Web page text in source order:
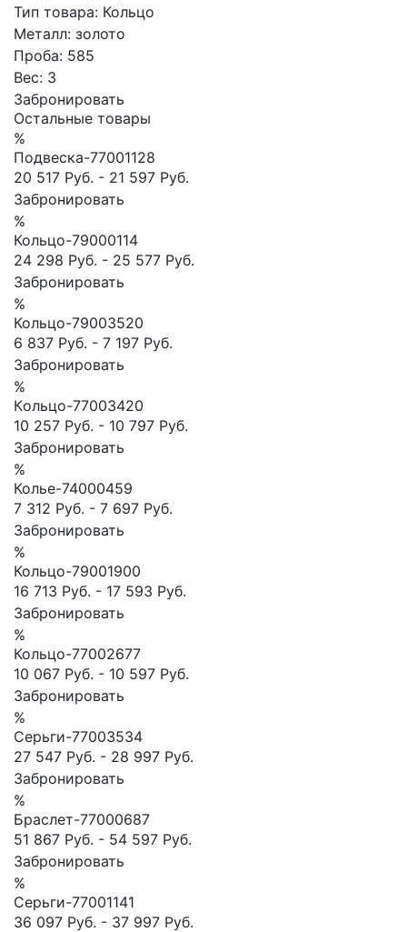
Тип товара: Кольцо
Металл: золото
Проба: 585
Вес: 3
Забронировать
Остальные товары
%
Подвеска-77001128
20 517 Руб. - 21 597 Руб.
Забронировать
%
Кольцо-79000114
24 298 Руб. - 25 577 Руб.
Забронировать
%
Кольцо-79003520
6 837 Руб. - 7 197 Руб.
Забронировать
%
Кoльцо-77003420
10 257 Руб. - 10 797 Руб.
Забронировать
%
Колье-74000459
7 312 Руб. - 7 697 Руб.
Забронировать
%
Кольцо-79001900
16 713 Руб. - 17 593 Руб.
Забронировать
%
Кольцо-77002677
10 067 Руб. - 10 597 Руб.
Забронировать
%
Сеpьги-77003534
27 547 Руб. - 28 997 Руб.
Забронировать
%
Браслет-77000687
51 867 Руб. - 54 597 Руб.
Забронировать
%
Серьги-77001141
36 097 Руб. - 37 997 Руб.